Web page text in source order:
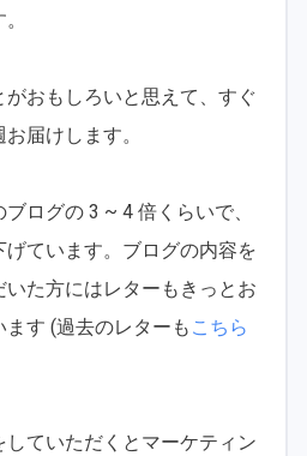
おもしろいと思えて、すぐ
届けします。
ログの 3 ~ 4 倍くらいで、
ています。ブログの内容を
た方にはレターもきっとお
す (過去のレターも こちら
していただくとマーケティン